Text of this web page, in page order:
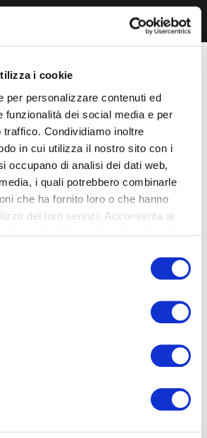
i cookie
per personalizzare contenuti ed
funzionalità dei social media e per
Condividiamo inoltre
in cui utilizza il nostro sito con i
occupano di analisi dei dati web,
i quali potrebbero combinarle
che ha fornito loro o che hanno
dei loro servizi. Acconsenta ai